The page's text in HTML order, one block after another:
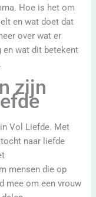
Hoe is het om
en wat doet dat
over wat er
en wat dit betekent
zijn
Vol Liefde. Met
naar liefde
mensen die op
mee om een vrouw